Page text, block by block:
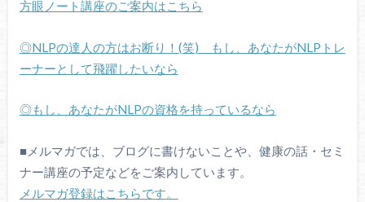
方眼ノート講座のご案内はこちら
◎NLPの達人の方はお断り！ (笑) もし、あなたがNLP トレ
ーナーとして飛躍したいなら
◎もし、あなたがNLPの資格を持っているなら
■メルマガでは、ブログに書けないことや、健康の話・セミ
ナー講座の予定などをご案内しています。
メルマガ登録はこちらです。